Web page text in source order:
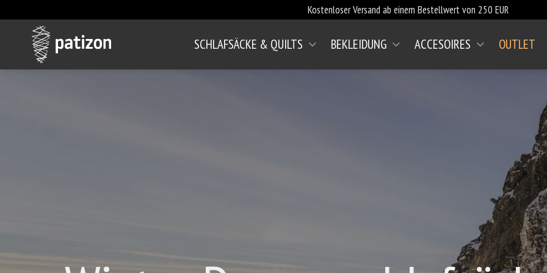
Kostenloser Versand ab einem Bestellwert von 250 EUR
SCHLAFSÄCKE & QUILTS BEKLEIDUNG ACCESOIRES OUTLET